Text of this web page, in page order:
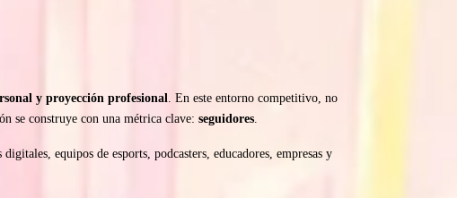
y proyección profesional. En este entorno competitivo, no
se construye con una métrica clave: seguidores.
equipos de esports, podcasters, educadores, empresas y